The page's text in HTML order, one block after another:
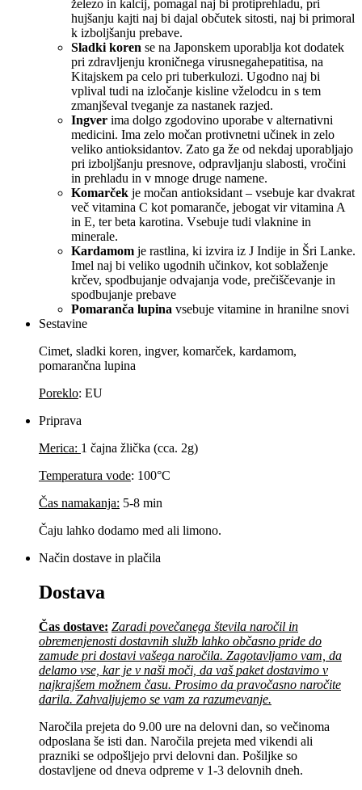
železo in kalcij, pomagal naj bi protiprehladu, pri
hujšanju kajti naj bi dajal občutek sitosti, naj bi primoral
k izboljšanju prebave.
Sladki koren se na Japonskem uporablja kot dodatek
pri zdravljenju kroničnega virusnegahepatitisa, na
Kitajskem pa celo pri tuberkulozi. Ugodno naj bi
vplival tudi na izločanje kisline vželodcu in s tem
zmanjševal tveganje za nastanek razjed.
Ingver ima dolgo zgodovino uporabe v alternativni
medicini. Ima zelo močan protivnetni učinek in zelo
veliko antioksidantov. Zato ga že od nekdaj uporabljajo
pri izboljšanju presnove, odpravljanju slabosti, vročini
in prehladu in v mnoge druge namene.
Komarček je močan antioksidant – vsebuje kar dvakrat
več vitamina C kot pomaranče, jebogat vir vitamina A
in E, ter beta karotina. Vsebuje tudi vlaknine in
minerale.
Kardamom je rastlina, ki izvira iz J Indije in Šri Lanke.
Imel naj bi veliko ugodnih učinkov, kot soblaženje
krčev, spodbujanje odvajanja vode, prečiščevanje in
spodbujanje prebave
Pomaranča lupina vsebuje vitamine in hranilne snovi
Sestavine
Cimet, sladki koren, ingver, komarček, kardamom,
pomarančna lupina
Poreklo: EU
Priprava
Merica: 1 čajna žlička (cca. 2g)
Temperatura vode: 100°C
Čas namakanja: 5-8 min
Čaju lahko dodamo med ali limono.
Način dostave in plačila
Dostava
Čas dostave: Zaradi povečanega števila naročil in
obremenjenosti dostavnih služb lahko občasno pride do
zamude pri dostavi vašega naročila. Zagotavljamo vam, da
delamo vse, kar je v naši moči, da vaš paket dostavimo v
najkrajšem možnem času. Prosimo da pravočasno naročite
darila. Zahvaljujemo se vam za razumevanje.
Naročila prejeta do 9.00 ure na delovni dan, so večinoma
odposlana še isti dan. Naročila prejeta med vikendi ali
prazniki se odpošljejo prvi delovni dan. Pošiljke so
dostavljene od dneva odpreme v 1-3 delovnih dneh.